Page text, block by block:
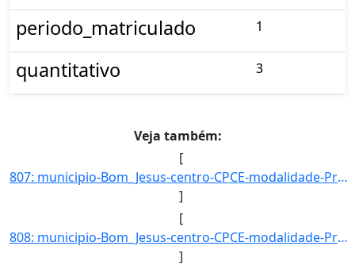
periodo_matriculado 1
quantitativo 3
Veja também:
[
807: municipio-Bom_Jesus-centro-CPCE-modalidade-Presencial-convenio--selecao-SISU_COTA-cota-AA-2-sexo-M-u]
]
[
808: municipio-Bom_Jesus-centro-CPCE-modalidade-Presencial-convenio--selecao-SISU_COTA-cota-AA-3-sexo-M-u]
]